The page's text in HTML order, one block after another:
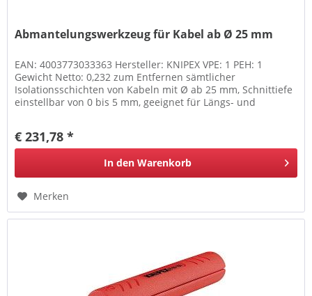
Abmantelungswerkzeug für Kabel ab Ø 25 mm
EAN: 4003773033363 Hersteller: KNIPEX VPE: 1 PEH: 1
Gewicht Netto: 0,232 zum Entfernen sämtlicher
Isolationsschichten von Kabeln mit Ø ab 25 mm, Schnittiefe
einstellbar von 0 bis 5 mm, geeignet für Längs- und
€ 231,78 *
In den Warenkorb
Merken